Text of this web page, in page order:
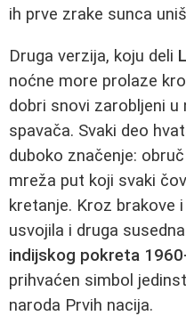
ih prve zrake sunca
Druga verzija, koju deli
noćne more prolaze
dobri snovi zarobljeni
spavača. Svaki deo
duboko značenje:
mreža put koji svaki
kretanje. Kroz brakove
usvojila i druga
indijskog pokreta
prihvaćen simbol
naroda Prvih nacija.